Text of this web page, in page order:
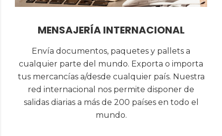
MENSAJERÍA INTERNACIONAL
Envía documentos, paquetes y pallets a
cualquier parte del mundo. Exporta o importa
tus mercancías a/desde cualquier país. Nuestra
red internacional nos permite disponer de
salidas diarias a más de 200 países en todo el
mundo.